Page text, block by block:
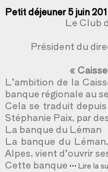
Petit déjeuner 5 juin
Le Club
Président du
«
L’ambition de la
banque régionale au
Cela se traduit
Stéphanie Paix, par
La banque du Léman
La banque du
Alpes, vient d’ouvrir
Cette banque … Lire la